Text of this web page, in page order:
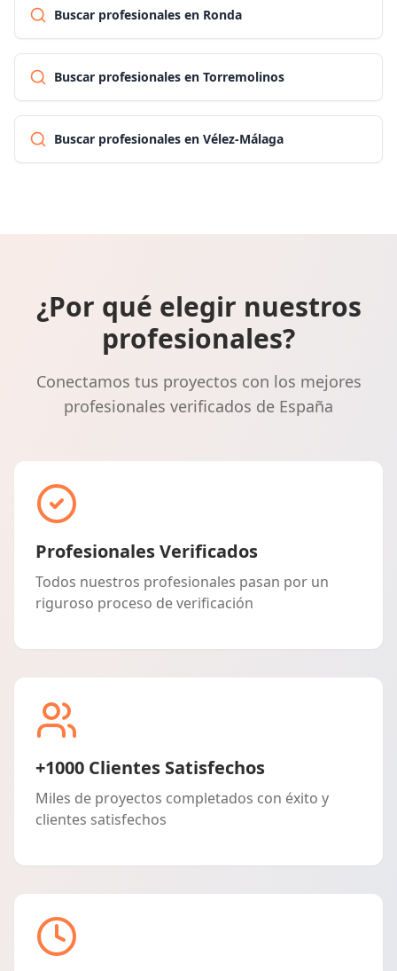
Buscar profesionales en Ronda
Buscar profesionales en Torremolinos
Buscar profesionales en Vélez-Málaga
¿Por qué elegir nuestros
profesionales?
Conectamos tus proyectos con los mejores
profesionales verificados de España
Profesionales Verificados
Todos nuestros profesionales pasan por un
riguroso proceso de verificación
+1000 Clientes Satisfechos
Miles de proyectos completados con éxito y
clientes satisfechos